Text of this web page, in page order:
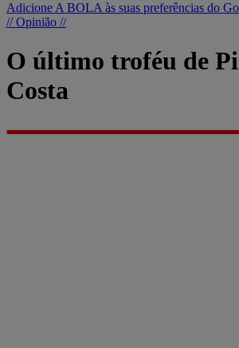
Adicione A BOLA às suas preferências do
// Opinião //
O último troféu de
Costa